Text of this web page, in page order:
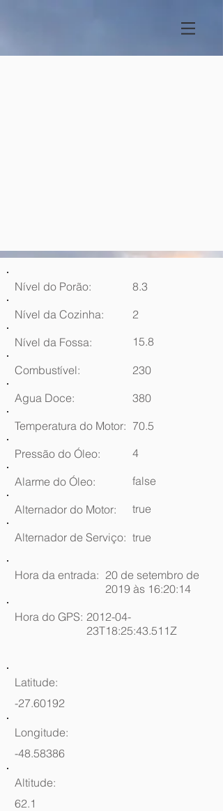
Nível do Porão:
8.3
Nível da Cozinha:
2
Nível da Fossa:
15.8
Combustível:
230
Agua Doce:
380
Temperatura do Motor: 70.5
Pressão do Óleo:
4
Alarme do Óleo: false
Alternador do Motor: true
Alternador de Serviço: true
Hora da entrada: 20 de setembro de
2019 às 16:20:14
Hora do GPS: 2012-04-
23T18:25:43.511Z
Latitude:
-27.60192
Longitude:
-48.58386
Altitude:
62.1